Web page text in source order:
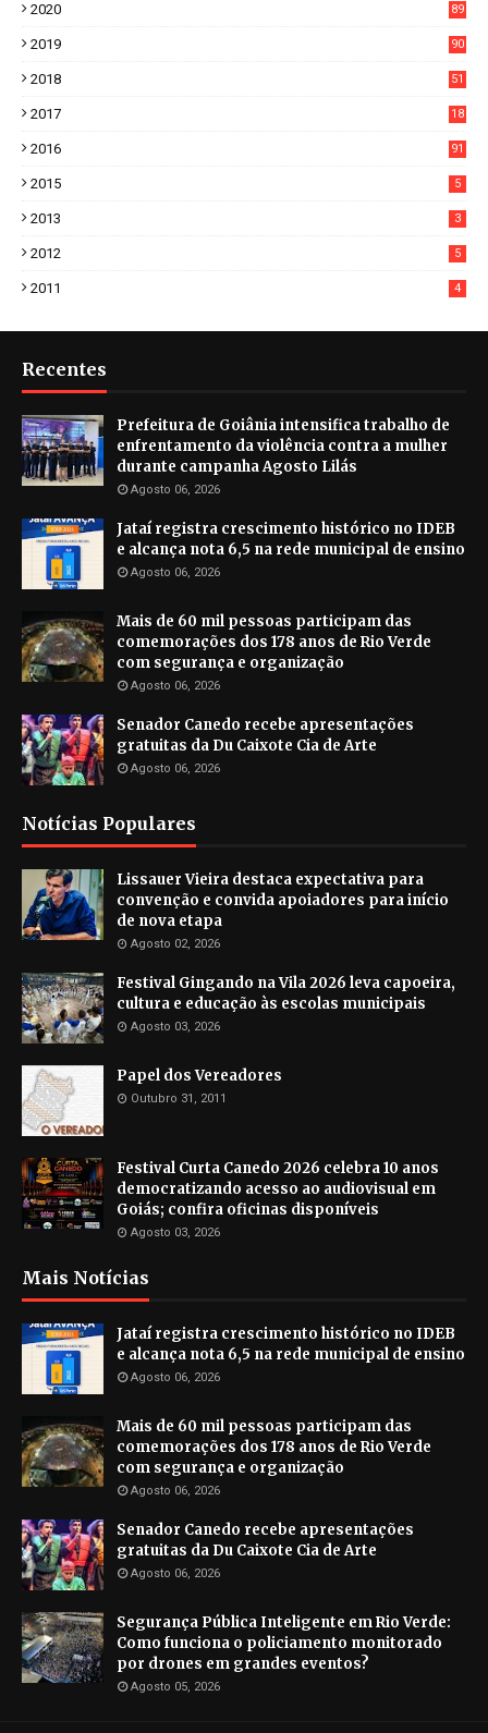
2020
89
2019
90
2018
51
2017
18
2016 91
2015 5
2013 3
2012 5
2011 4
Recentes
Prefeitura de Goiânia intensifica trabalho de
enfrentamento da violência contra a mulher
durante campanha Agosto Lilás
Agosto 06, 2026
Jataí registra crescimento histórico no IDEB
e alcança nota 6,5 na rede municipal de ensino
Agosto 06, 2026
Mais de 60 mil pessoas participam das
comemorações dos 178 anos de Rio Verde
com segurança e organização
Agosto 06, 2026
Senador Canedo recebe apresentações
gratuitas da Du Caixote Cia de Arte
Agosto 06, 2026
Notícias Populares
Lissauer Vieira destaca expectativa para
convenção e convida apoiadores para início
de nova etapa
Agosto 02, 2026
Festival Gingando na Vila 2026 leva capoeira,
cultura e educação às escolas municipais
Agosto 03, 2026
Papel dos Vereadores
Outubro 31, 2011
Festival Curta Canedo 2026 celebra 10 anos
democratizando acesso ao audiovisual em
Goiás; confira oficinas disponíveis
Agosto 03, 2026
Mais Notícias
Jataí registra crescimento histórico no IDEB
e alcança nota 6,5 na rede municipal de ensino
Agosto 06, 2026
Mais de 60 mil pessoas participam das
comemorações dos 178 anos de Rio Verde
com segurança e organização
Agosto 06, 2026
Senador Canedo recebe apresentações
gratuitas da Du Caixote Cia de Arte
Agosto 06, 2026
Segurança Pública Inteligente em Rio Verde:
Como funciona o policiamento monitorado
por drones em grandes eventos?
Agosto 05, 2026